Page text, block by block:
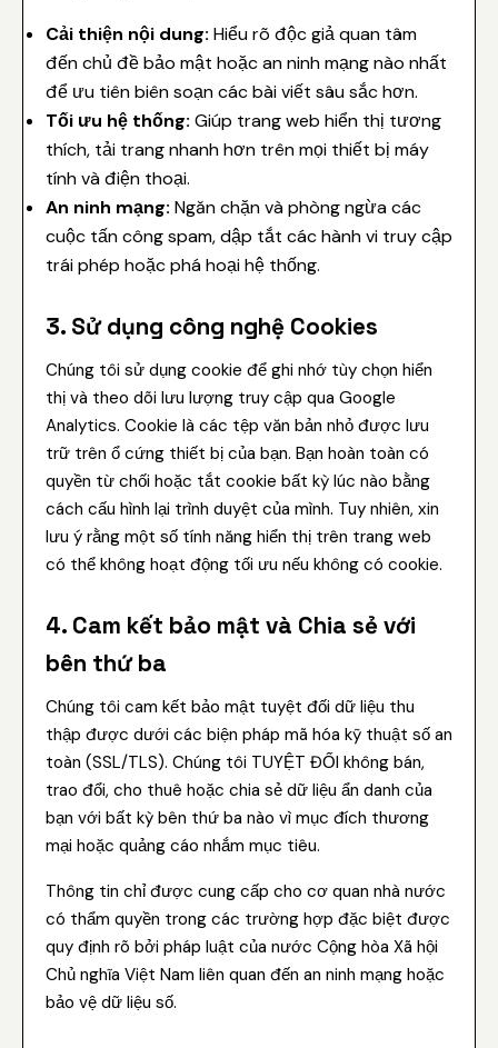
Cải thiện nội dung: Hiểu rõ độc giả quan tâm
đến chủ đề bảo mật hoặc an ninh mạng nào nhất
để ưu tiên biên soạn các bài viết sâu sắc hơn.
Tối ưu hệ thống: Giúp trang web hiển thị tương
thích, tải trang nhanh hơn trên mọi thiết bị máy
tính và điện thoại.
An ninh mạng: Ngăn chặn và phòng ngừa các
cuộc tấn công spam, dập tắt các hành vi truy cập
trái phép hoặc phá hoại hệ thống.
3. Sử dụng công nghệ Cookies
Chúng tôi sử dụng cookie để ghi nhớ tùy chọn hiển
thị và theo dõi lưu lượng truy cập qua Google
Analytics. Cookie là các tệp văn bản nhỏ được lưu
trữ trên ổ cứng thiết bị của bạn. Bạn hoàn toàn có
quyền từ chối hoặc tắt cookie bất kỳ lúc nào bằng
cách cấu hình lại trình duyệt của mình. Tuy nhiên, xin
lưu ý rằng một số tính năng hiển thị trên trang web
có thể không hoạt động tối ưu nếu không có cookie.
4. Cam kết bảo mật và Chia sẻ với
bên thứ ba
Chúng tôi cam kết bảo mật tuyệt đối dữ liệu thu
thập được dưới các biện pháp mã hóa kỹ thuật số an
toàn (SSL/TLS). Chúng tôi TUYỆT ĐỐI không bán,
trao đổi, cho thuê hoặc chia sẻ dữ liệu ẩn danh của
bạn với bất kỳ bên thứ ba nào vì mục đích thương
mại hoặc quảng cáo nhắm mục tiêu.
Thông tin chỉ được cung cấp cho cơ quan nhà nước
có thẩm quyền trong các trường hợp đặc biệt được
quy định rõ bởi pháp luật của nước Cộng hòa Xã hội
Chủ nghĩa Việt Nam liên quan đến an ninh mạng hoặc
bảo vệ dữ liệu số.